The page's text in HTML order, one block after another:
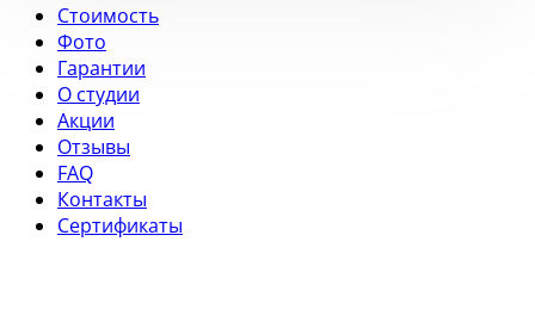
Стоимость
Фото
Гарантии
О студии
Акции
Отзывы
FAQ
Контакты
Сертификаты